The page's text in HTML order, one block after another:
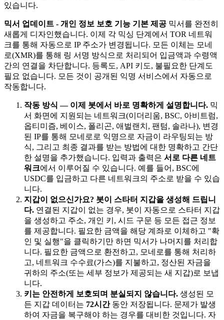
있습니다.
믹서 업데이트 - 개인 정보 보호 기능 기본 제공 믹서를 완전히
새롭게 디자인했습니다. 이제 각 믹싱 단계에서 TOR 네트워
크를 통해 자동으로 IP 주소가 변경됩니다. 모든 이체는 모네
로(XMR)를 통해 링 서명 방식으로 처리되어 입금액과 수령액
간의 연결을 차단합니다. 등록도, API 키도, 불필요한 단계도
필요 없습니다. 모든 것이 공개된 익명 서비스에서 자동으로
작동합니다.
작동 방식 — 이제 봇에서 바로 명확하게 설명합니다. 믹
서 화면에 지원되는 네트워크(이더리움, BSC, 아비트럼,
옵티미즘, 베이스, 폴리곤, 애벌랜치, 팬텀, 솔라나), 변경
된 IP를 통해 모네로로 익명으로 자금이 라우팅되는 방
식, 그리고 최종 결과를 받는 방법에 대한 명확하고 간단
한 설명을 추가했습니다. 입력과 출력은 서로 다른 네트
워크에서 이루어질 수 있습니다. 예를 들어, BSC에
USDC를 입금하고 다른 네트워크의 주소로 받을 수 있습
니다.
지갑이 없으신가요? 봇이 스타터 지갑을 생성해 드립니
다. 연결된 지갑이 없는 경우, 봇이 자동으로 스타터 지갑
을 생성하고 주소, 개인 키, 시드 구문 등 모든 접근 정보
를 제공합니다. 필요한 금액을 해당 계좌로 이체하고 "확
인 및 실행"을 클릭하기만 하면 믹서가 나머지를 처리합
니다. 필요한 금액으로 환전하고, 모네로를 통해 처리하
고, 네트워크 수수료(가스)를 지불하고, 정산된 자금을
귀하의 주소(또는 세부 정보가 제공되는 새 지갑)로 보냅
니다.
키는 안전하게 보호되며 분실되지 않습니다. 생성된 모
든 지갑 데이터는 72시간동안 저장됩니다. 문제가 발생
하여 자금을 복구해야 하는 경우를 대비한 것입니다. 자